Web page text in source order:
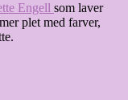
Engell som laver
plet med farver,